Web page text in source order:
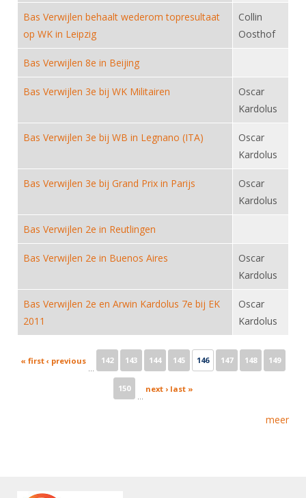
Overschrijven leden
Import inschrijvingen uit Nahouw
Verwerk wedstrijduitslagen
NK organiseren
Promotie en logo
Geschiedenis van het schermen
ALV
Touché
Bas Verwijlen behaalt wederom topresultaat
op WK in Leipzig
Collin
Oosthof
Bas Verwijlen 8e in Beijing
Bas Verwijlen 3e bij WK Militairen
Oscar
Kardolus
Bas Verwijlen 3e bij WB in Legnano (ITA)
Oscar
Kardolus
Bas Verwijlen 3e bij Grand Prix in Parijs
Oscar
Kardolus
Bas Verwijlen 2e in Reutlingen
Bas Verwijlen 2e in Buenos Aires
Oscar
Kardolus
Bas Verwijlen 2e en Arwin Kardolus 7e bij EK
2011
Oscar
Kardolus
Pages
« first ‹ previous
…
142 143 144 145 146 147 148 149
150
…
next › last »
meer